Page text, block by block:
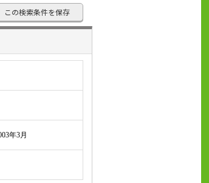
この検索条件を保存
年3月